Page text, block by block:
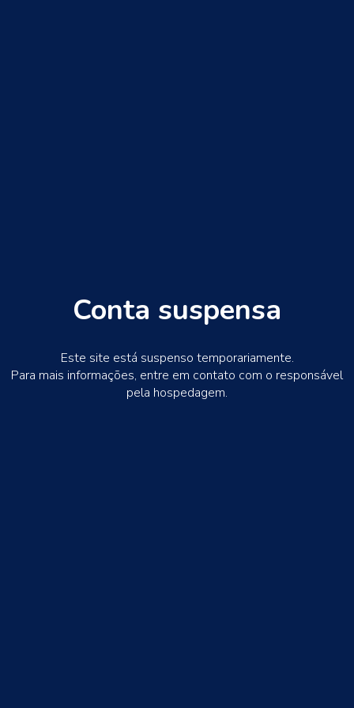
Conta suspensa
Este site está suspenso temporariamente.
Para mais informações, entre em contato com o responsável
pela hospedagem.